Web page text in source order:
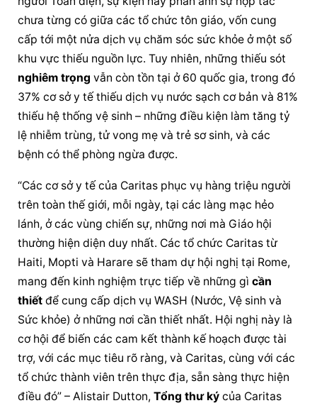
chưa từng có giữa các tổ chức tôn giáo, vốn cung
cấp tới một nửa dịch vụ chăm sóc sức khỏe ở một số
nghiêm trọng vẫn còn tồn tại ở 60 quốc gia, trong đó
37% cơ sở y tế thiếu dịch vụ nước sạch cơ bản và 81%
thiếu hệ thống vệ sinh – những điều kiện làm tăng tỷ
lệ nhiễm trùng, tử vong mẹ và trẻ sơ sinh, và các
bệnh có thể phòng ngừa được.
“Các cơ sở y tế của Caritas phục vụ hàng triệu người
trên toàn thế giới, mỗi ngày, tại các làng mạc hẻo
lánh, ở các vùng chiến sự, những nơi mà Giáo hội
thường hiện diện duy nhất. Các tổ chức Caritas từ
Haiti, Mopti và Harare sẽ tham dự hội nghị tại Rome,
mang đến kinh nghiệm trực tiếp về những gì cần
thiết để cung cấp dịch vụ WASH (Nước, Vệ sinh và
Sức khỏe) ở những nơi cần thiết nhất. Hội nghị này là
cơ hội để biến các cam kết thành kế hoạch được tài
trợ, với các mục tiêu rõ ràng, và Caritas, cùng với các
tổ chức thành viên trên thực địa, sẵn sàng thực hiện
điều đó” – Alistair Dutton, Tổng thư ký của Caritas